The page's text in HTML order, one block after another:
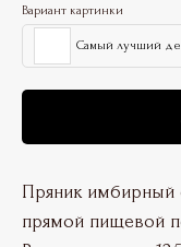
Вариант картинки
Самый лучший
Пряник имбирный
прямой пищевой